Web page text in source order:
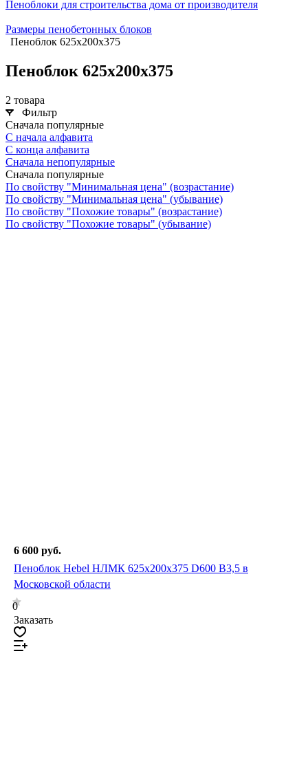
Пеноблоки для строительства дома от производителя
Размеры пенобетонных блоков
Пеноблок 625х200х375
Пеноблок 625х200х375
2 товара
Фильтр
Сначала популярные
С начала алфавита
С конца алфавита
Сначала непопулярные
Сначала популярные
По свойству "Минимальная цена" (возрастание)
По свойству "Минимальная цена" (убывание)
По свойству "Похожие товары" (возрастание)
По свойству "Похожие товары" (убывание)
6 600 руб.
Пеноблок Hebel НЛМК 625х200х375 D600 В3,5 в
Московской области
0
Заказать